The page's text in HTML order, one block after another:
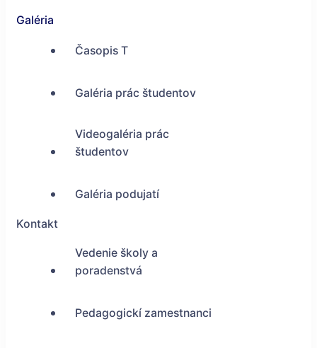
Galéria
Časopis T
Galéria prác študentov
Videogaléria prác
študentov
Galéria podujatí
Kontakt
Vedenie školy a
poradenstvá
Pedagogickí zamestnanci